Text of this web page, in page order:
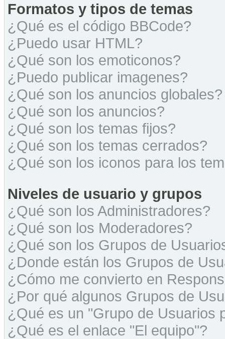
Formatos y tipos de temas
¿Qué es el código BBCode?
¿Puedo usar HTML?
¿Qué son los emoticonos?
¿Puedo publicar imagenes?
¿Qué son los anuncios globales?
¿Qué son los anuncios?
¿Qué son los temas fijos?
¿Qué son los temas cerrados?
¿Qué son los iconos para los
Niveles de usuario y grupos
¿Qué son los Administradores?
¿Qué son los Moderadores?
¿Qué son los Grupos de
¿Donde están los Grupos de
¿Cómo me convierto en
¿Por qué algunos Grupos de
¿Qué es un "Grupo de Usuarios
¿Qué es el enlace "El equipo"?